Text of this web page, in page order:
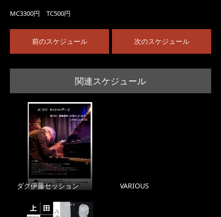
MC3300円 TC500円
前のスケジュール 次のスケジュール
関連スケジュール
ダグ伊藤セッション VARIOUS